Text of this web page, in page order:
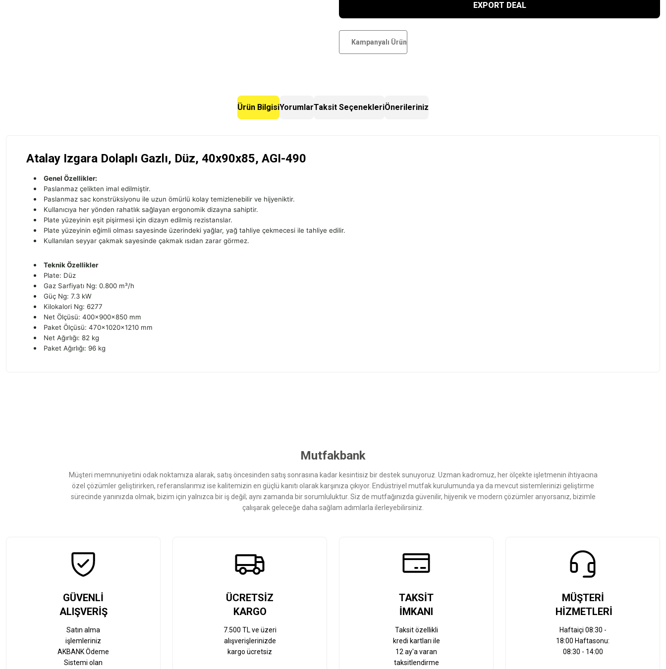
EXPORT DEAL
Kampanyalı Ürün
Ürün BilgisiYorumlarTaksit SeçenekleriÖnerileriniz
Atalay Izgara Dolaplı Gazlı, Düz, 40x90x85, AGI-490
Genel Özellikler:
Paslanmaz çelikten imal edilmiştir.
Paslanmaz sac konstrüksiyonu ile uzun ömürlü kolay temizlenebilir ve hijyeniktir.
Kullanıcıya her yönden rahatlık sağlayan ergonomik dizayna sahiptir.
Plate yüzeyinin eşit pişirmesi için dizayn edilmiş rezistanslar.
Plate yüzeyinin eğimli olması sayesinde üzerindeki yağlar, yağ tahliye çekmecesi ile tahliye edilir.
Kullanılan seyyar çakmak sayesinde çakmak ısıdan zarar görmez.
Teknik Özellikler
Plate: Düz
Gaz Sarfiyatı Ng: 0.800 m³/h
Güç Ng: 7.3 kW
Kilokalori Ng: 6277
Net Ölçüsü: 400x900x850 mm
Paket Ölçüsü: 470x1020x1210 mm
Net Ağırlığı: 82 kg
Paket Ağırlığı: 96 kg
Bu ürüne benzer farklı alternatifler olmalı.
Mutfakbank
Müşteri memnuniyetini odak noktamıza alarak, satış öncesinden satış sonrasına kadar kesintisiz bir destek sunuyoruz. Uzman kadromuz, her ölçekte işletmenin ihtiyacına
özel çözümler geliştirirken, referanslarımız ise kalitemizin en güçlü kanıtı olarak karşınıza çıkıyor. Endüstriyel mutfak kurulumunda ya da mevcut sistemlerinizi geliştirme
sürecinde yanınızda olmak, bizim için yalnızca bir iş değil; aynı zamanda bir sorumluluktur. Siz de mutfağınızda güvenilir, hijyenik ve modern çözümler arıyorsanız, bizimle
çalışarak geleceğe daha sağlam adımlarla ilerleyebilirsiniz.
GÜVENLİ
ALIŞVERİŞ
Satın alma
işlemleriniz
AKBANK Ödeme
Sistemi olan
ÜCRETSİZ
KARGO
7.500 TL ve üzeri
alışverişlerinizde
kargo ücretsiz
TAKSİT
İMKANI
Taksit özellikli
kredi kartları ile
12 ay'a varan
taksitlendirme
MÜŞTERİ
HİZMETLERİ
Haftaiçi 08:30 -
18:00 Haftasonu:
08:30 - 14:00